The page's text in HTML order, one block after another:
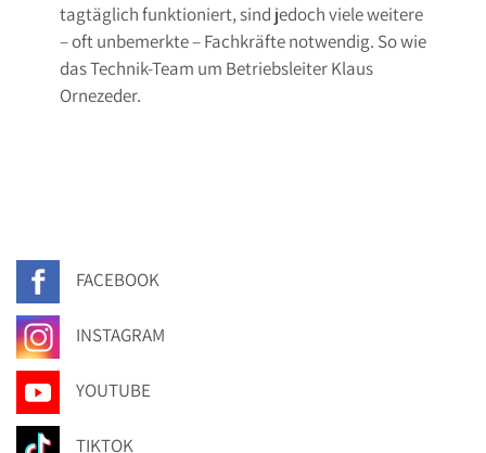
tagtäglich funktioniert, sind jedoch viele weitere
– oft unbemerkte – Fachkräfte notwendig. So wie
das Technik-Team um Betriebsleiter Klaus
Ornezeder.
FACEBOOK
INSTAGRAM
YOUTUBE
TIKTOK